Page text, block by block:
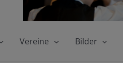
Vereine Bilder